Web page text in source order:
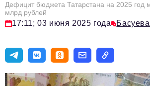
Технологии тренды
Туризм
Инвестиции
ОПК
Дефицит бюджета Татарстана на 2025 год
млрд рублей
17:11; 03 июня 2025 года